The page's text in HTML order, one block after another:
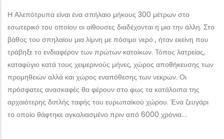
Η Αλεπότρυπα είναι ένα σπήλαιο μήκους 300 μέτρων στο
εσωτερικό του οποίου οι αίθουσες διαδέχονται η μια την άλλη. Στο
βάθος του σπηλαίου μια λίμνη με πόσιμο νερό , ήταν εκείνη που
τράβηξε το ενδιαφέρον των πρώτων κατοίκων. Τόπος λατρείας,
καταφύγιο κατά τους χειμερινούς μήνες, χώρος αποθήκευσης των
προμηθειών αλλά και χώρος εναπόθεσης των νεκρών. Οι
πρόσφατες ανασκαφές θα φέρουν στο φως τα κατάλοιπα της
αρχαιότερης διπλής ταφής του ευρωπαϊκού χώρου. Ένα ζευγάρι
το οποίο θάφτηκε αγκαλιασμένο πριν από 6000 χρόνια….